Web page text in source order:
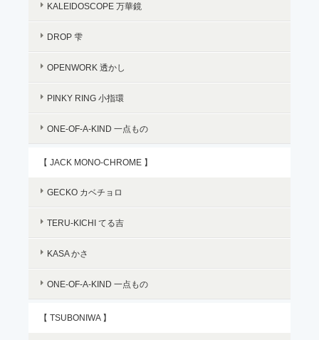
KALEIDOSCOPE 万華鏡
DROP 雫
OPENWORK 透かし
PINKY RING 小指環
ONE-OF-A-KIND 一点もの
【 JACK MONO-CHROME 】
GECKO カベチョロ
TERU-KICHI てる吉
KASA かさ
ONE-OF-A-KIND 一点もの
【 TSUBONIWA 】